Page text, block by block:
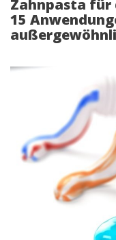
Zahnpasta für
15